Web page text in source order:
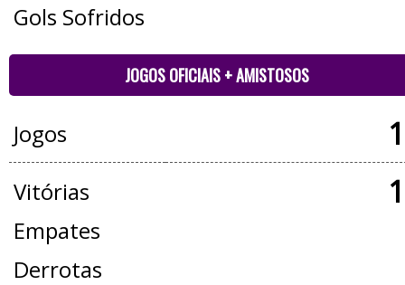
Gols Sofridos
JOGOS OFICIAIS + AMISTOSOS
Jogos
Vitórias
Empates
Derrotas